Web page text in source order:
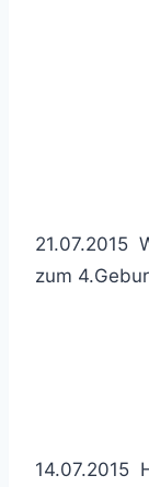
Ein
21.07.2015
zum
14.07.2015